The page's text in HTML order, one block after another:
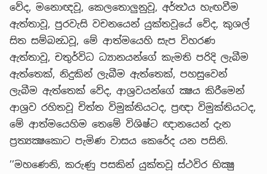
වේද, මනොඥවූ, කෙලතොලුනුවූ, අර්ත්‍ථය හැඟවීම
ඇත්තාවූ, පුරවැසි වචනයෙන් යුක්තවූයේ වේද, කුශල්
සිත සම්බන්‍ධවූ, මේ ආත්මයෙහි සැප විහරණ
ඇත්තාවූ, චතුර්විධ ධ්‍යානයන්ගේ කැමති පරිදි ලැබීම
ඇත්තෙක්, නිදුකින් ලැබීම ඇත්තෙක්, පහසුවෙන්
ලැබීම ඇත්තෙක් වේද, ආශ්‍රවයන්ගේ ක්‍ෂය කිරීමෙන්
ආශ්‍රව රහිතවූ චිත්ත විමුක්තියටද, ප්‍රඥා විමුක්තියටද,
මේ ආත්මයෙහිම තෙමේ විශිෂ්ට ඥානයෙන් දැන
ප්‍රත්‍යක්‍ෂකොට පැමිණ වාසය කෙරේද යන පසිනි.
’’මහණෙනි, කරුණු පසකින් යුක්තවූ ස්ථවිර භික්‍ෂු